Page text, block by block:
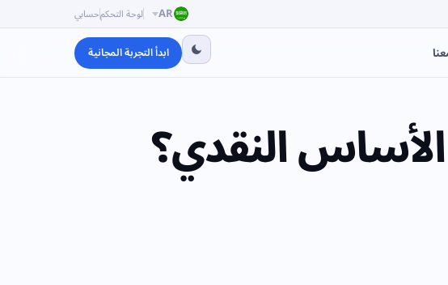
AR لوحة التحكمحسابي
ابدأ التجربة المجانية
النقدي؟